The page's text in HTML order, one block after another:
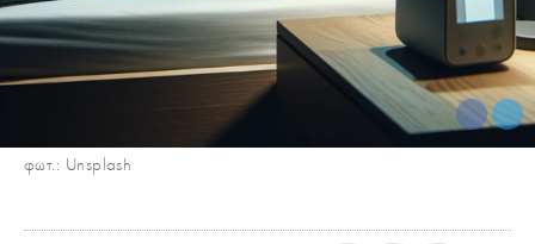
φωτ.: Unsplash